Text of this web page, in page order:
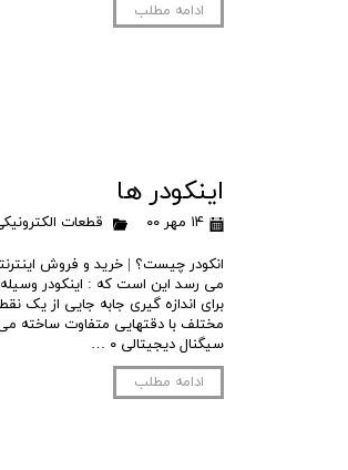
ادامه مطلب
اینکودر ها
۱۴ مهر ۰۰ قطعات
انکودر چیست؟ | خرید و فروش
می رسد این است که : اینکودر
برای اندازه گیری جابه جایی از یک
مختلف با دقتهایی متفاوت ساخته می
سیگنال دیجیتالی ۰ …
ادامه مطلب